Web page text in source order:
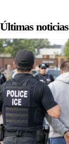
Últimas noticias